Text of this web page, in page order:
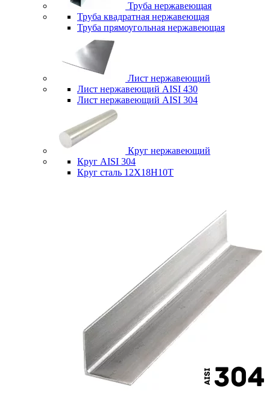
Труба нержавеющая
Труба квадратная нержавеющая
Труба прямоугольная нержавеющая
Лист нержавеющий
Лист нержавеющий AISI 430
Лист нержавеющий AISI 304
Круг нержавеющий
Круг AISI 304
Круг сталь 12Х18Н10Т